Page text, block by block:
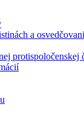
a
protispoločenskej